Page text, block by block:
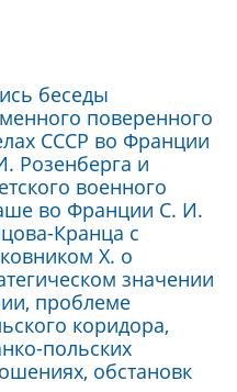
беседы
поверенного
СССР во Франции
Розенберга и
военного
во Франции С. И.
Кранца с
Х. о
значении
проблеме
коридора,
польских
обстановк